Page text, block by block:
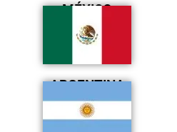
MÉXICO
ARGENTINA